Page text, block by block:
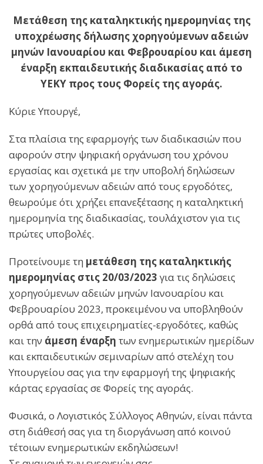
Μετάθεση της καταληκτικής ημερομηνίας της
υποχρέωσης δήλωσης χορηγούμενων αδειών
μηνών Ιανουαρίου και Φεβρουαρίου και άμεση
έναρξη εκπαιδευτικής διαδικασίας από το
ΥΕΚΥ προς τους Φορείς της αγοράς.
Κύριε Υπουργέ,
Στα πλαίσια της εφαρμογής των διαδικασιών που
αφορούν στην ψηφιακή οργάνωση του χρόνου
εργασίας και σχετικά με την υποβολή δηλώσεων
των χορηγούμενων αδειών από τους εργοδότες,
θεωρούμε ότι χρήζει επανεξέτασης η καταληκτική
ημερομηνία της διαδικασίας, τουλάχιστον για τις
πρώτες υποβολές.
Προτείνουμε τη μετάθεση της καταληκτικής
ημερομηνίας στις 20/03/2023 για τις δηλώσεις
χορηγούμενων αδειών μηνών Ιανουαρίου και
Φεβρουαρίου 2023, προκειμένου να υποβληθούν
ορθά από τους επιχειρηματίες-εργοδότες, καθώς
και την άμεση έναρξη των ενημερωτικών ημερίδων
και εκπαιδευτικών σεμιναρίων από στελέχη του
Υπουργείου σας για την εφαρμογή της ψηφιακής
κάρτας εργασίας σε Φορείς της αγοράς.
Φυσικά, ο Λογιστικός Σύλλογος Αθηνών, είναι πάντα
στη διάθεσή σας για τη διοργάνωση από κοινού
τέτοιων ενημερωτικών εκδηλώσεων!